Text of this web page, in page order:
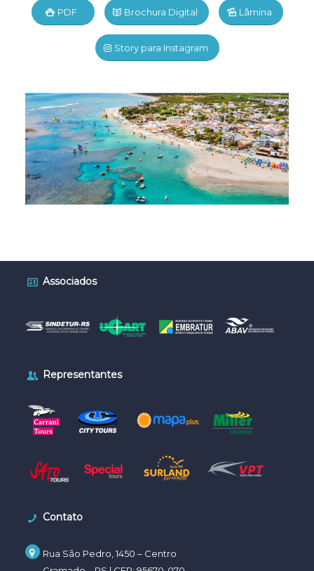
PDF Brochura Digital Lâmina
Story para Instagram
Associados
Representantes
Contato
Rua São Pedro, 1450 – Centro